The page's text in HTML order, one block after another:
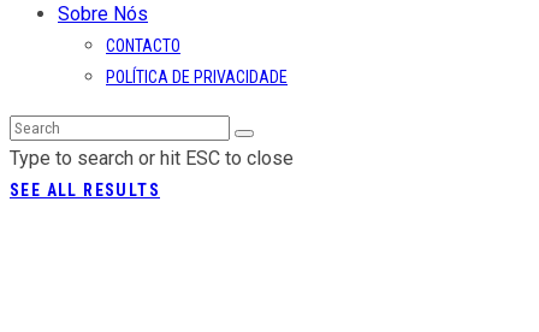
Sobre Nós
CONTACTO
POLÍTICA DE PRIVACIDADE
Type to search or hit ESC to close
SEE ALL RESULTS